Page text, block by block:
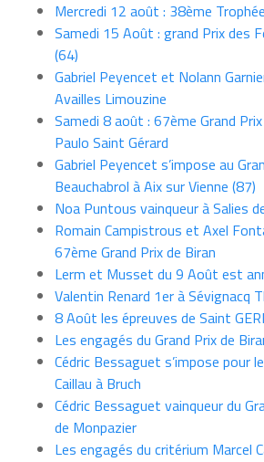
Mercredi 12 août : 38ème
Samedi 15 Août : grand Prix des
(64)
Gabriel Peyencet et Nolann
Availles Limouzine
Samedi 8 août : 67ème Grand Prix
Paulo Saint Gérard
Gabriel Peyencet s’impose au
Beauchabrol à Aix sur Vienne (87)
Noa Puntous vainqueur à Salies
Romain Campistrous et Axel
67ème Grand Prix de Biran
Lerm et Musset du 9 Août est
Valentin Renard 1er à Sévignacq
8 Août les épreuves de Saint
Les engagés du Grand Prix de
Cédric Bessaguet s’impose pour
Caillau à Bruch
Cédric Bessaguet vainqueur du
de Monpazier
Les engagés du critérium Marcel